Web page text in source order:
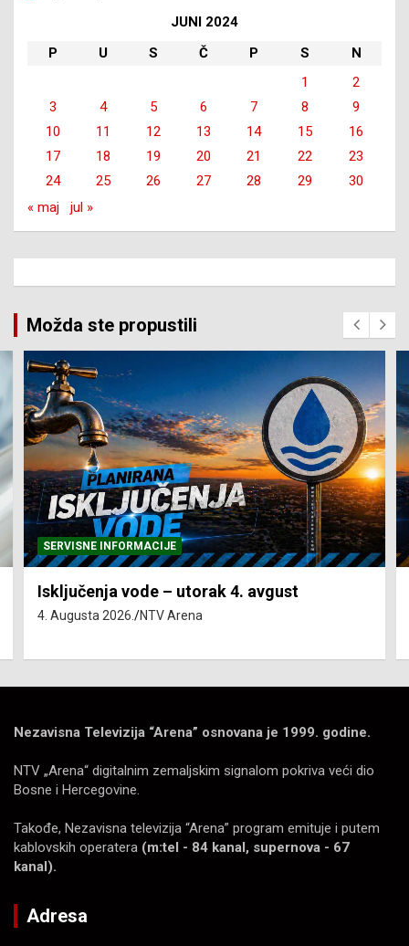
JUNI 2024
P
U S Č P S
N
1
2
3
4 5 6 7 8
9
10
11 12 13 14 15
16
17
18 19 20 21 22
23
24
25 26 27 28 29
30
« maj
jul »
Možda ste propustili
SERVISNE INFORMACIJE
Isključenja vode – utorak 4. avgust
4. Augusta 2026. NTV Arena
Nezavisna Televizija “Arena” osnovana je 1999. godine.
NTV „Arena“ digitalnim zemaljskim signalom pokriva veći dio
Bosne i Hercegovine.
Takođe, Nezavisna televizija “Arena” program emituje i putem
kablovskih operatera (m:tel - 84 kanal, supernova - 67
kanal).
Adresa